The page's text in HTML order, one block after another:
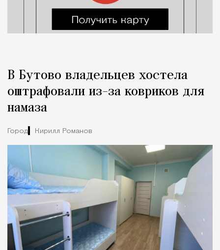
В Бутово владельцев хостела
оштрафовали из-за ковриков для
намаза
Город Кирилл Романов